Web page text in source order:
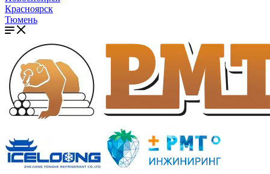
Красноярск
Тюмень